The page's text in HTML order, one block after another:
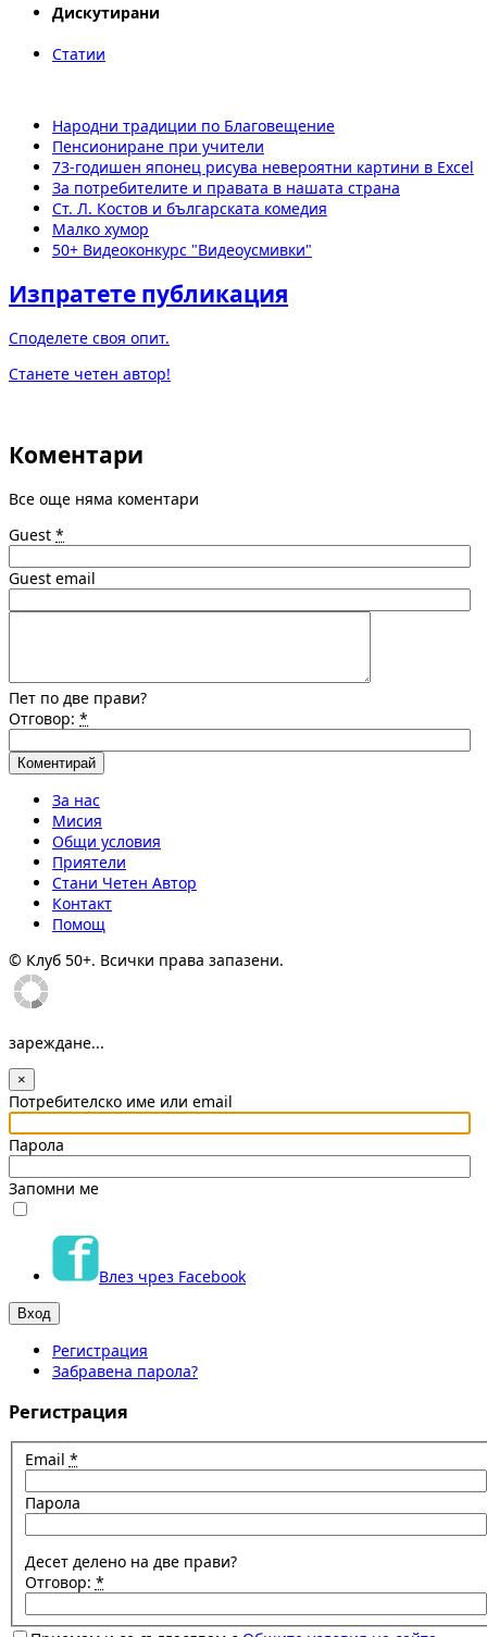
Дискутирани
Статии
Народни традиции по Благовещение
Пенсиониране при учители
73-годишен японец рисува невероятни картини в Excel
За потребителите и правата в нашата страна
Ст. Л. Костов и българската комедия
Малко хумор
50+ Видеоконкурс "Видеоусмивки"
Изпратете публикация
Споделете своя опит.
Станете четен автор!
Коментари
Все още няма коментари
Guest *
Guest email
Пет по две прави?
Отговор: *
За нас
Мисия
Общи условия
Приятели
Стани Четен Автор
Контакт
Помощ
© Клуб 50+. Всички права запазени.
зареждане...
×
Потребителско име или email
Парола
Запомни ме
Влез чрез Facebook
Регистрация
Забравена парола?
Регистрация
Email *
Парола
Десет делено на две прави?
Отговор: *